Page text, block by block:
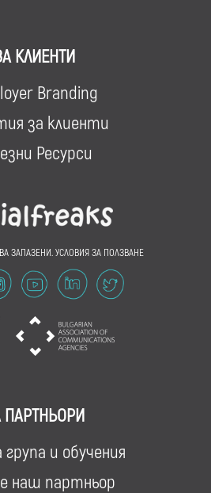
КЛИЕНТИ
Branding
за клиенти
Ресурси
ЗАПАЗЕНИ. УСЛОВИЯ ЗА ПОЛЗВАНЕ
ПАРТНЬОРИ
и обучения
наш партньор